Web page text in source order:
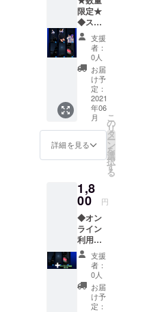
たしま
す。
限定★
◆スマ
ホ壁紙
デー
タ：世
界観3種
類セッ
ト ：
キャラ
クター3
種セッ
ト 壁紙
全種類
セット
※メール
届けい
たしま
す。
支援
者：
0人
お届
け予
定：
2021
年06
月
詳細を見る
こ
の
リ
タ
ー
ン
を
選
択
す
る
1,8
00 円
◆オン
ライン
利用券3
か月分
(有効期
限2022
年10月1
日まで)
◆スマ
支援
者：
0人
お届
け予
定：